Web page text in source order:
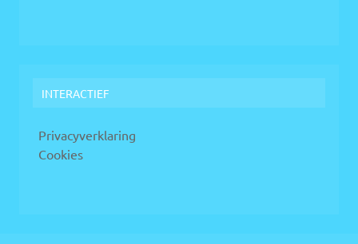
INTERACTIEF
Privacyverklaring
Cookies